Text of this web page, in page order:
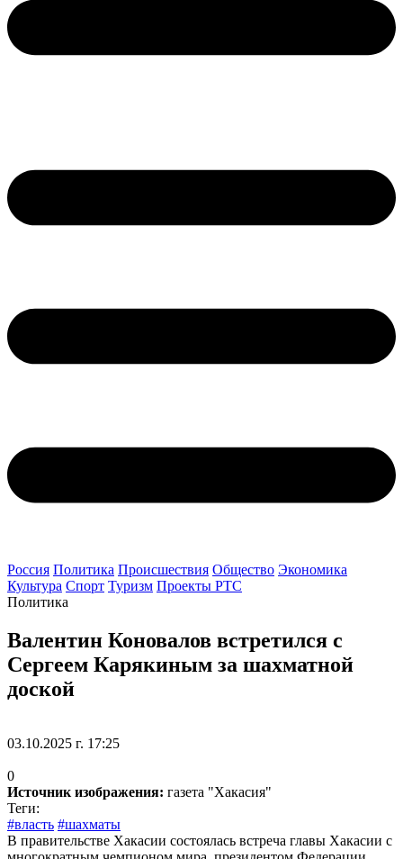
Россия Политика Происшествия Общество Экономика
Культура Спорт Туризм Проекты РТС
Политика
Валентин Коновалов встретился с
Сергеем Карякиным за шахматной
доской
03.10.2025 г. 17:25
0
Источник изображения: газета "Хакасия"
Теги:
#власть #шахматы
В правительстве Хакасии состоялась встреча главы Хакасии с